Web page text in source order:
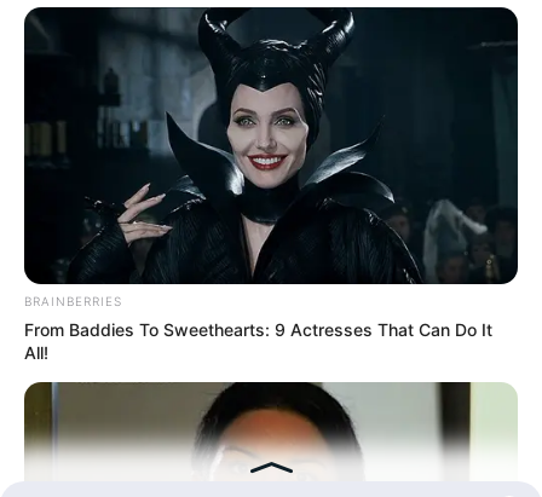
PRIVACY POLICY DISCLAIMER HUBUNGI KAMI IKLAN
BRAINBERRIES
From Baddies To Sweethearts: 9 Actresses That Can Do It
All!